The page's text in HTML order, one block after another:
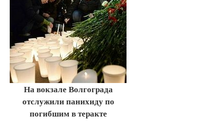
На вокзале Волгограда
отслужили панихиду по
погибшим в теракте